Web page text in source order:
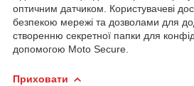
оптичним датчиком. Користувачеві
безпекою мережі та дозволами для
створенню секретної папки для
допомогою Moto Secure.
Приховати